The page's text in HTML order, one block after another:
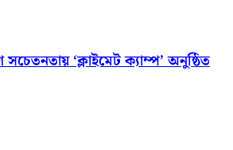
সচেতনতায় ‘ক্লাইমেট ক্যাম্প’ অনুষ্ঠিত